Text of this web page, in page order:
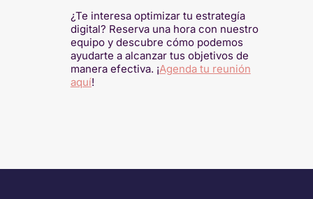
¿Te interesa optimizar tu estrategía
digital? Reserva una hora con nuestro
equipo y descubre cómo podemos
ayudarte a alcanzar tus objetivos de
manera efectiva. ¡Agenda tu reunión
aquí!